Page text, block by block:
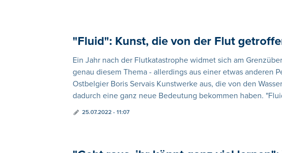
"Fluid": Kunst, die von der Flut
Ein Jahr nach der Flutkatastrophe widmet sich am
genau diesem Thema - allerdings aus einer etwas anderen
Ostbelgier Boris Servais Kunstwerke aus, die von den
dadurch eine ganz neue Bedeutung bekommen haben.
25.07.2022 - 11:07